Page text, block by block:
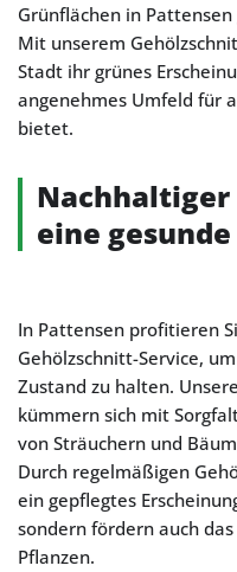
Grünflächen in
Mit unserem
Stadt ihr grünes
angenehmes Umfeld für
bietet.
eine
In Pattensen profitieren
Gehölzschnitt-Service,
Zustand zu halten.
kümmern sich mit
von Sträuchern und
Durch regelmäßigen
ein gepflegtes
sondern fördern auch
Pflanzen.